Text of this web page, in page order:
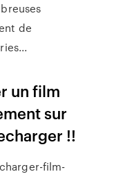
de
un film
sur
!!
film-